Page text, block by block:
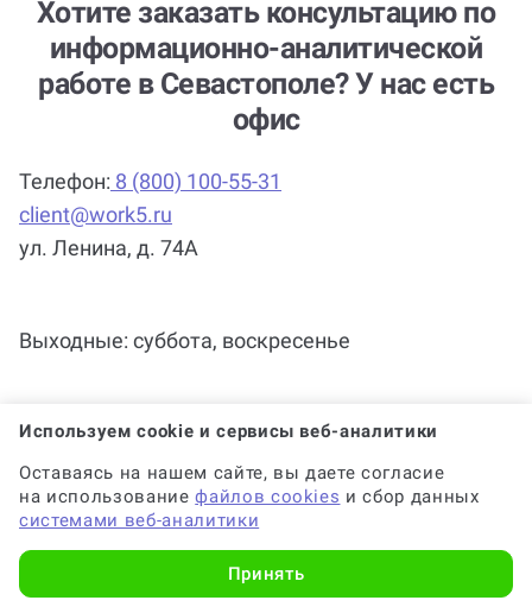
Хотите заказать консультацию по
информационно-аналитической
работе в Севастополе? У нас есть
офис
Телефон:8 (800) 100-55-31
client@work5.ru
ул. Ленина, д. 74А
Выходные: суббота, воскресенье
Используем cookie и сервисы веб-аналитики
Оставаясь на нашем сайте, вы даете согласие
на использованиефайлов cookies и сбор данных
системами веб-аналитики
Принять